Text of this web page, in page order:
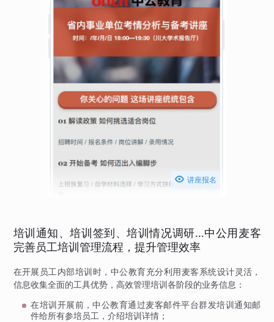
 讲座报名
培训通知、培训签到、培训情况调研…中公用麦客
完善员工培训管理流程，提升管理效率
在开展员工内部培训时，中公教育充分利用麦客系统设计灵活，
信息收集全面的工具优势，高效管理培训各阶段的业务信息：
在培训开展前，中公教育通过麦客邮件平台群发培训通知邮
件给所有参培员工，介绍培训详情；